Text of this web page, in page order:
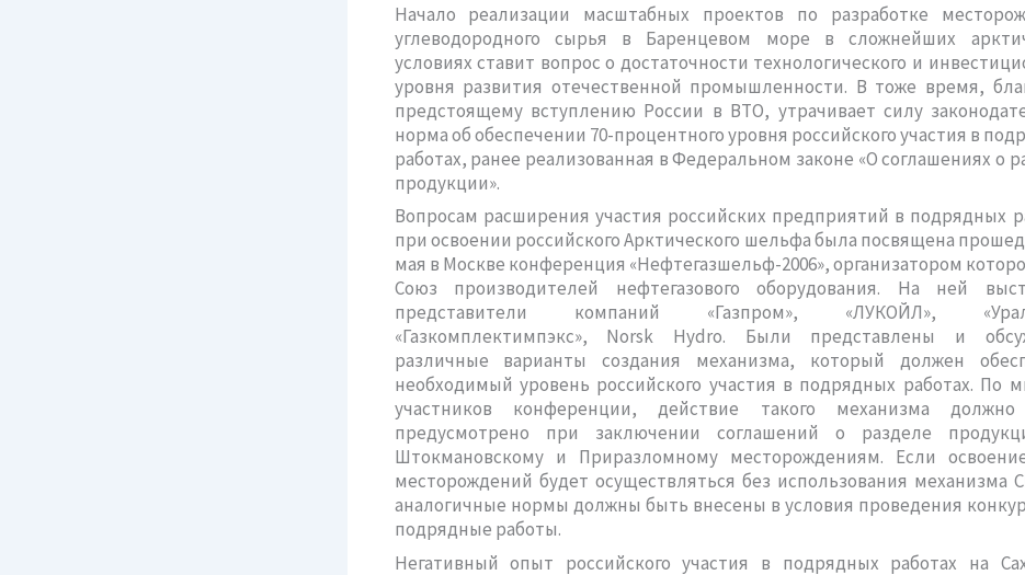
Начало реализации масштабных проектов по разработке
углеводородного сырья в Баренцевом море в сложнейших
условиях ставит вопрос о достаточности технологического и
уровня развития отечественной промышленности. В тоже время,
предстоящему вступлению России в ВТО, утрачивает силу
норма об обеспечении 70-процентного уровня российского участия в
работах, ранее реализованная в Федеральном законе «О соглашениях о
продукции».
Вопросам расширения участия российских предприятий в подрядных
при освоении российского Арктического шельфа была посвящена
мая в Москве конференция «Нефтегазшельф-2006», организатором
Союз производителей нефтегазового оборудования. На ней
представители компаний «Газпром», «ЛУКОЙЛ»,
«Газкомплектимпэкс», Norsk Hydro. Были представлены и
различные варианты создания механизма, который должен
необходимый уровень российского участия в подрядных работах. По
участников конференции, действие такого механизма
предусмотрено при заключении соглашений о разделе
Штокмановскому и Приразломному месторождениям. Если
месторождений будет осуществляться без использования механизма
аналогичные нормы должны быть внесены в условия проведения
подрядные работы.
Негативный опыт российского участия в подрядных работах на